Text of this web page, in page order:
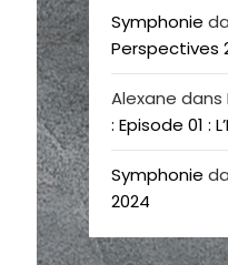
Symphonie
Perspectives
Alexane dans
: Episode 01 :
Symphonie
2024